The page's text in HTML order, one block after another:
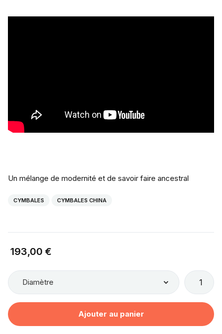
Un mélange de modernité et de savoir faire ancestral
CYMBALES CYMBALES CHINA
193,00 €